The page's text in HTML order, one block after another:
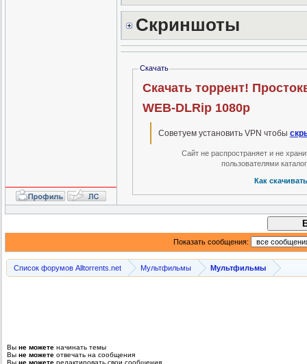
Скриншоты
Скачать
Скачать торрент!
WEB-DLRip 1080p
Советуем установить VPN чтобы
Сайт не распространяет и не
пользователями
Как
Показать сообщения:
Список форумов Alltorrents.net Мультфильмы Мультфильмы
Вы не можете начинать темы
Вы не можете отвечать на сообщения